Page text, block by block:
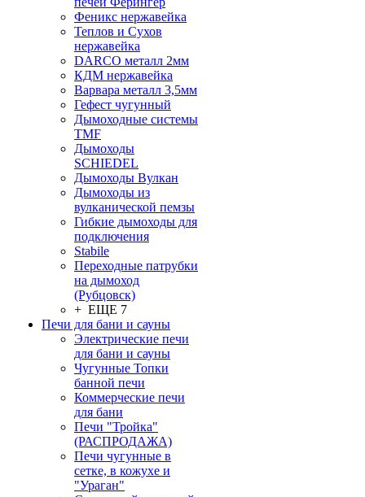
Феникс нержавейка
Теплов и Сухов
нержавейка
DARCO металл 2мм
КДМ нержавейка
Варвара металл 3,5мм
Гефест чугунный
Дымоходные системы
TMF
Дымоходы
SCHIEDEL
Дымоходы Вулкан
Дымоходы из
вулканической пемзы
Гибкие дымоходы для
подключения
Stabile
Переходные патрубки
на дымоход
(Рубцовск)
+ ЕЩЕ 7
Печи для бани и сауны
Электрические печи
для бани и сауны
Чугунные Топки
банной печи
Коммерческие печи
для бани
Печи "Тройка"
(РАСПРОДАЖА)
Печи чугунные в
сетке, в кожухе и
"Ураган"